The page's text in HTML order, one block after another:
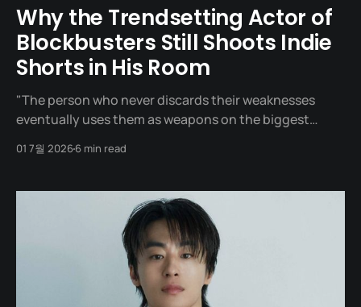
Why the Trendsetting Actor of
Blockbusters Still Shoots Indie
Shorts in His Room
"The person who never discards their weaknesses
eventually uses them as weapons on the biggest
director Yeon Sang-ho at a meeting table. It was a
01 7월 20266 min read